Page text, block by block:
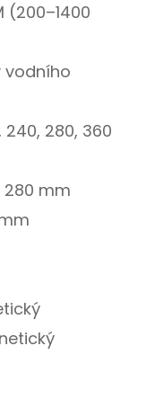
(200–1400
vodního
240, 280, 360
280 mm